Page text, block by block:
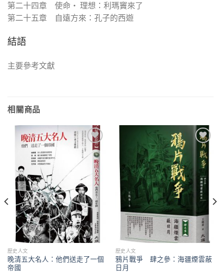
第二十四章 使命‧ 理想：利瑪竇來了
第二十五章 自遠方來：孔子的西遊
結語
主要參考文獻
相關商品
加入
「願
望清
單」
歷史人文
晚清五大名人：他們送走了一個
帝國
加入
「願
望清
單」
歷史人文
鴉片戰爭 肆之參：海疆煙雲蔽
日月